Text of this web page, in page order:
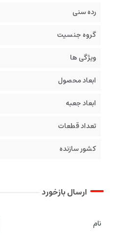
رده سنی
گروه جنسیت
ویژگی ها
ابعاد محصول
ابعاد جعبه
تعداد قطعات
کشور سازنده
ارسال بازخورد
نام